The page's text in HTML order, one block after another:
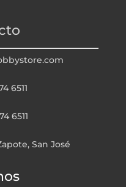
6511
6511
San José